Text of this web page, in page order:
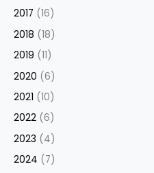
2017 (16)
2018 (18)
2019 (11)
2020 (6)
2021 (10)
2022 (6)
2023 (4)
2024 (7)